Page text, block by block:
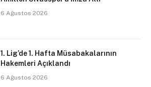
6 Ağustos 2026
1. Lig’de 1. Hafta Müsabakalarının
Hakemleri Açıklandı
6 Ağustos 2026